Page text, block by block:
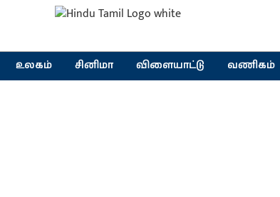
உலகம் சினிமா விளையாட்டு வணிகம்